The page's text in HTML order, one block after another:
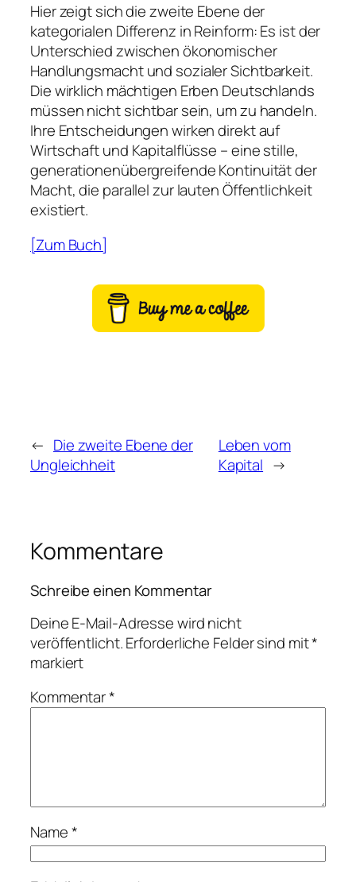
Hier zeigt sich die zweite Ebene der
kategorialen Differenz in Reinform: Es ist der
Unterschied zwischen ökonomischer
Handlungsmacht und sozialer Sichtbarkeit.
Die wirklich mächtigen Erben Deutschlands
müssen nicht sichtbar sein, um zu handeln.
Ihre Entscheidungen wirken direkt auf
Wirtschaft und Kapitalflüsse – eine stille,
generationenübergreifende Kontinuität der
Macht, die parallel zur lauten Öffentlichkeit
existiert.
[Zum Buch]
← Die zweite Ebene der
Ungleichheit
Leben vom
Kapital →
Kommentare
Schreibe einen Kommentar
Deine E-Mail-Adresse wird nicht
veröffentlicht.Erforderliche Felder sind mit*
markiert
Kommentar*
Name*